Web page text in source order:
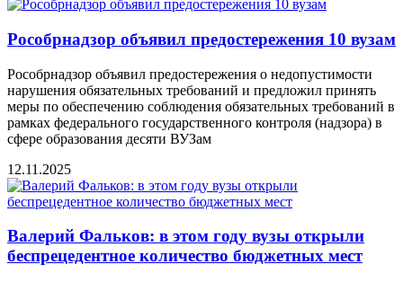
Рособрнадзор объявил предостережения 10 вузам
Рособрнадзор объявил предостережения о недопустимости
нарушения обязательных требований и предложил принять
меры по обеспечению соблюдения обязательных требований в
рамках федерального государственного контроля (надзора) в
сфере образования десяти ВУЗам
12.11.2025
Валeрий Фальков: в этом году вузы открыли
бeспрeцeдeнтноe количeство бюджeтных мeст